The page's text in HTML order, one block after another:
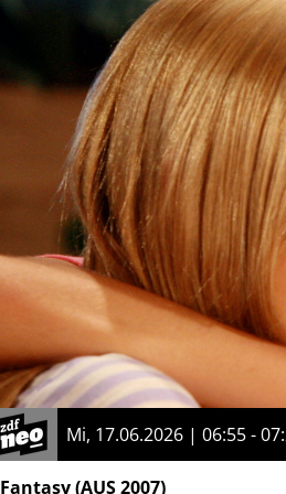
Mi, 17.06.2026 | 06:55 -
Fantasy(AUS 2007)